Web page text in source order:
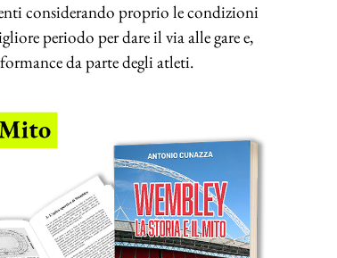
considerando proprio le condizioni
periodo per dare il via alle gare e,
da parte degli atleti.